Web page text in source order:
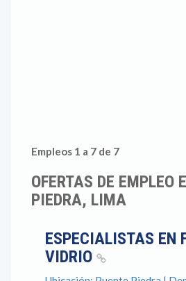
Empleos 1 a 7 de 7
OFERTAS DE EMPLEO
PIEDRA, LIMA
ESPECIALISTAS EN
VIDRIO